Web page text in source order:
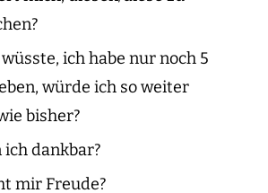
ich habe nur noch 5
würde ich so weiter
bisher?
dankbar?
mir Freude?